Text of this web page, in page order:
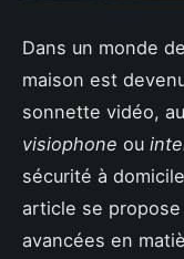
Dans un monde
maison est
sonnette vidéo,
visiophone ou
sécurité à
article se propose
avancées en